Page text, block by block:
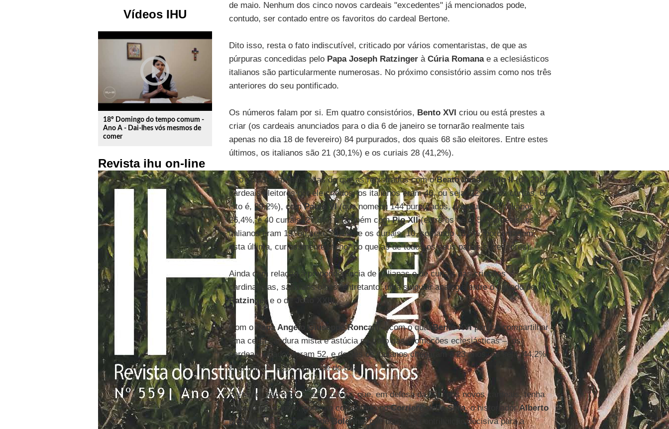
Vídeos IHU
play_circle_outline
18º Domingo do tempo comum -
Ano A - Dai-lhes vós mesmos de
comer
Revista ihu on-line
de maio. Nenhum dos cinco novos cardeais "excedentes" já mencionados pode,
contudo, ser contado entre os favoritos do cardeal Bertone.
Dito isso, resta o fato indiscutível, criticado por vários comentaristas, de que as
púrpuras concedidas pelo Papa Joseph Ratzinger à Cúria Romana e a eclesiásticos
italianos são particularmente numerosas. No próximo consistório assim como nos três
anteriores do seu pontificado.
Os números falam por si. Em quatro consistórios, Bento XVI criou ou está prestes a
criar (os cardeais anunciados para o dia 6 de janeiro se tornarão realmente tais
apenas no dia 18 de fevereiro) 84 purpurados, dos quais 68 são eleitores. Entre estes
últimos, os italianos são 21 (30,1%) e os curiais 28 (41,2%).
São cotas bem mais altas do que as registrados com oBeato João Paulo II(de 209
cardeais eleitores por ele criados, os italianos eram 46, ou seja, 22%, e os curiais, 61,
isto é, 29,2%), comPaulo VI(que nomeou 144 purpurados, dos quais 38 italianos,
26,4%, e 40 curiais, 27,8%) e também comPio XII(entre os seus 54 cardeais, os
italianos eram 13, ou seja, 24,1%, e os curiais, 10, somando 18,5%: porcentagem,
esta última, curiosamente menor do que as de todos os seus papas sucessores).
Ainda com relação à preponderância de italianas e de curiais nas criações
cardinalícias, salta aos olhos, entretanto, uma singular analogia entre o papado de
Ratzingere o de João XXIII.
Com oPapa Angelo Giuseppe Roncalli – com o qualBento XVIparece compartilhar
uma certa candura mista e astúcia no trato das promoções eclesiásticas –, os
cardeais criados foram 52, e destes os italianos chegaram a 23 anos, ou seja, 44,2%,
e os curiais a 26, a metade do total.
Portanto, não é por acaso, talvez, que, em defesa da lista dos novos cardeais, tenha
entrado em campo, com um comentário noCorriere della Sera, o historiadorAlberto
Melloni
, líder da escola deBolonha, que deu uma contribuição decisiva para a